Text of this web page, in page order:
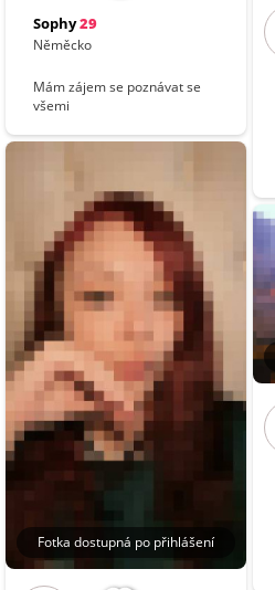
Sophy29
Něměcko
Mám zájem se poznávat se
všemi
Fotka dostupná po přihlášení